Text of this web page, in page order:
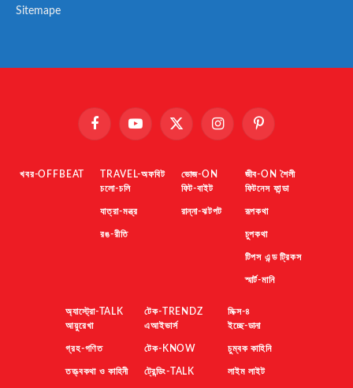
Sitemape
FacebookYouTube X
InstagramPinterest
খবর-OFFBEAT
TRAVEL-অফবিট
চলো-চলি
যাত্রা-মন্ত্র
রঙ-রীতি
ভোজ-ON
ফিট-বাইট
রান্না-ঝটপট
জীব-ON শৈলী
ফিটনেস ফান্ডা
রূপকথা
চুপকথা
টিপস এন্ড ট্রিকস
স্মার্ট-মানি
অ্যাস্ট্রো-TALK
আয়ুরেখা
গ্রহ-গণিত
তত্ত্বকথা ও কাহিনী
টেক-TRENDZ
এআইভার্স
টেক-KNOW
ট্রেন্ডিং-TALK
মিক্স-৪
ইচ্ছে-ডানা
চুম্বক কাহিনি
লাইম লাইট